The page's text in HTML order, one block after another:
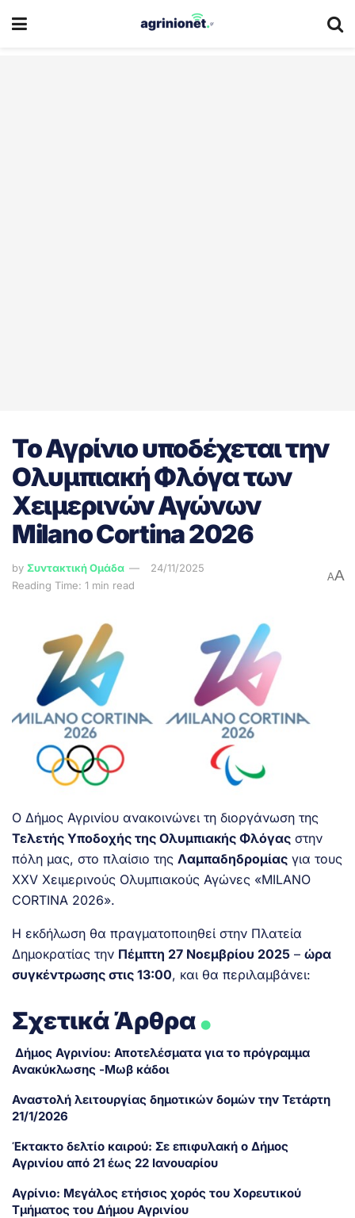
Το Αγρίνιο υποδέχεται την
Ολυμπιακή Φλόγα των
Χειμερινών Αγώνων
Milano Cortina 2026
by Συντακτική Ομάδα
24/11/2025
Reading Time: 1 min read
AA
Ο Δήμος Αγρινίου ανακοινώνει τη διοργάνωση της
Τελετής Υποδοχής της Ολυμπιακής Φλόγας στην
πόλη μας, στο πλαίσιο της Λαμπαδηδρομίας για τους
ΧΧV Χειμερινούς Ολυμπιακούς Αγώνες «MILANO
CORTINA 2026».
Η εκδήλωση θα πραγματοποιηθεί στην Πλατεία
Δημοκρατίας την Πέμπτη 27 Νοεμβρίου 2025 – ώρα
συγκέντρωσης στις 13:00, και θα περιλαμβάνει:
Σχετικά Άρθρα.
Δήμος Αγρινίου: Αποτελέσματα για το πρόγραμμα
Ανακύκλωσης -Μωβ κάδοι
Αναστολή λειτουργίας δημοτικών δομών την Τετάρτη
21/1/2026
Έκτακτο δελτίο καιρού: Σε επιφυλακή ο Δήμος
Αγρινίου από 21 έως 22 Ιανουαρίου
Αγρίνιο: Μεγάλος ετήσιος χορός του Χορευτικού
Τμήματος του Δήμου Αγρινίου